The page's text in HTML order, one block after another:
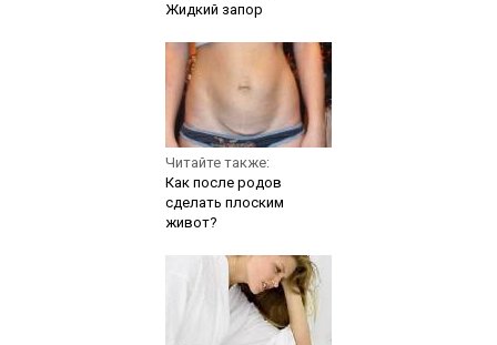
Жидкий запор
Читайте также:
Как после родов
сделать плоским
живот?